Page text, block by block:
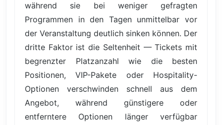
während sie bei weniger gefragten
Programmen in den Tagen unmittelbar vor
der Veranstaltung deutlich sinken können. Der
dritte Faktor ist die Seltenheit — Tickets mit
begrenzter Platzanzahl wie die besten
Positionen, VIP-Pakete oder Hospitality-
Optionen verschwinden schnell aus dem
Angebot, während günstigere oder
entferntere Optionen länger verfügbar